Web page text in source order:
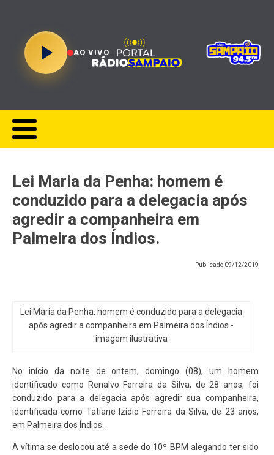
AO VIVO
Lei Maria da Penha: homem é
conduzido para a delegacia após
agredir a companheira em
Palmeira dos Índios.
Publicado 09/12/2019
Lei Maria da Penha: homem é conduzido para a delegacia
após agredir a companheira em Palmeira dos Índios -
imagem ilustrativa
No início da noite de ontem, domingo (08), um homem
identificado como Renalvo Ferreira da Silva, de 28 anos, foi
conduzido para a delegacia após agredir sua companheira,
identificada como Tatiane Izídio Ferreira da Silva, de 23 anos,
em Palmeira dos Índios.
A vítima se deslocou até a sede do 10º BPM alegando ter sido